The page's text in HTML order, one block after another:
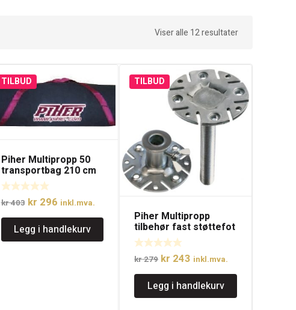
Viser alle 12 resultater
TILBUD
Piher Multipropp 50
transportbag 210 cm
kr403 Opprinnelig
pris
var:
kr 403.
kr 296Nåværende
pris
er:
kr 296.
inkl.mva.
Legg i handlekurv
TILBUD
Piher Multipropp
tilbehør fast støttefot
sett
kr279 Opprinnelig
pris
var:
kr 279.
kr 243 Nåværende
pris
er:
kr 243.
inkl.mva.
Legg i handlekurv